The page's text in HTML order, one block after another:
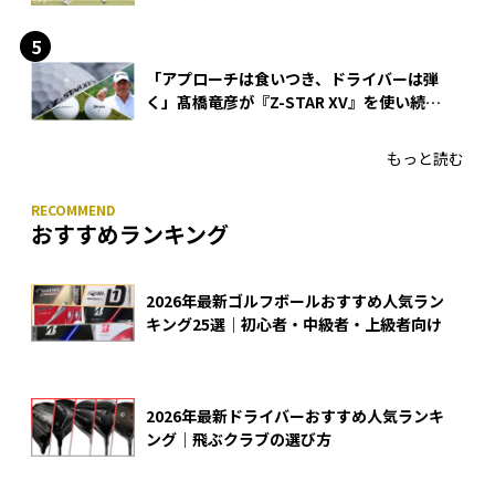
「アプローチは食いつき、ドライバーは弾
く」髙橋竜彦が『Z-STAR XV』を使い続け
もっと読む
おすすめランキング
2026年最新ゴルフボールおすすめ人気ラン
キング25選｜初心者・中級者・上級者向け
2026年最新ドライバーおすすめ人気ランキ
ング｜飛ぶクラブの選び方